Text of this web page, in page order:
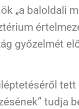
„a baloldali
győzelmét
tudja